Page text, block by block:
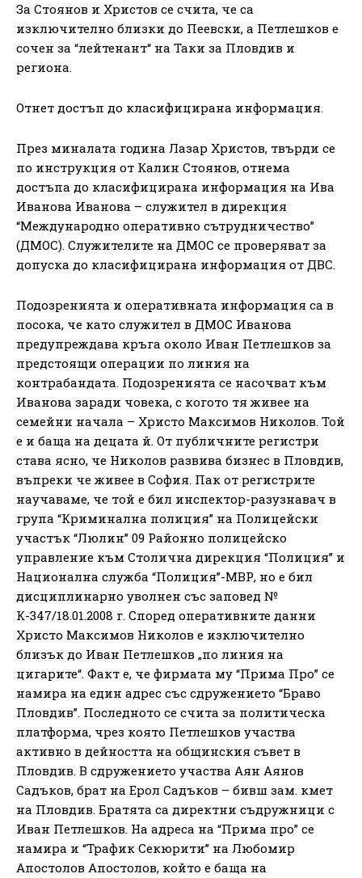
За Стоянов и Христов се счита, че са
изключително близки до Пеевски, а Петлешков е
сочен за “лейтенант“ на Таки за Пловдив и
региона.
Отнет достъп до класифицирана информация.
През миналата година Лазар Христов, твърди се
по инструкция от Калин Стоянов, отнема
достъпа до класифицирана информация на Ива
Иванова Иванова – служител в дирекция
“Международно оперативно сътрудничество”
(ДМОС). Служителите на ДМОС се проверяват за
допуска до класифицирана информация от ДВС.
Подозренията и оперативната информация са в
посока, че като служител в ДМОС Иванова
предупреждава кръга около Иван Петлешков за
предстоящи операции по линия на
контрабандата. Подозренията се насочват към
Иванова заради човека, с когото тя живее на
семейни начала – Христо Максимов Николов. Той
е и баща на децата й. От публичните регистри
става ясно, че Николов развива бизнес в Пловдив,
въпреки че живее в София. Пак от регистрите
научаваме, че той е бил инспектор-разузнавач в
група “Криминална полиция” на Полицейски
участък “Люлин” 09 Районно полицейско
управление към Столична дирекция “Полиция” и
Национална служба “Полиция”-МВР, но е бил
дисциплинарно уволнен със заповед №
К-347/18.01.2008 г. Според оперативните данни
Христо Максимов Николов е изключително
близък до Иван Петлешков „по линия на
цигарите“. Факт е, че фирмата му “Прима Про” се
намира на един адрес със сдружението “Браво
Пловдив”. Последното се счита за политическа
платформа, чрез която Петлешков участва
активно в дейността на общинския съвет в
Пловдив. В сдружението участва Аян Аянов
Садъков, брат на Ерол Садъков – бивш зам. кмет
на Пловдив. Братята са директни съдружници с
Иван Петлешков. На адреса на “Прима про” се
намира и “Трафик Секюрити” на Любомир
Апостолов Апостолов, който е баща на